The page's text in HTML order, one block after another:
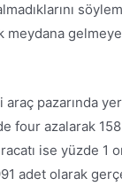
meydana
pazarında
four azalarak
ise yüzde 1
adet olarak